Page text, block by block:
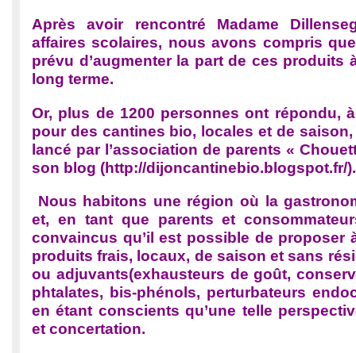
Après avoir rencontré Madame
affaires scolaires, nous avons compris
prévu d’augmenter la part de ces produits
long terme.
Or, plus de 1200 personnes ont répondu,
pour des cantines bio, locales et de
lancé par l’association de parents «
son blog (http://dijoncantinebio.blogspot.fr/).
Nous habitons une région où la
et, en tant que parents et
convaincus qu’il est possible de proposer
produits frais, locaux, de saison et sans
ou adjuvants(exhausteurs de goût,
phtalates, bis-phénols, perturbateurs
en étant conscients qu’une telle
et concertation.